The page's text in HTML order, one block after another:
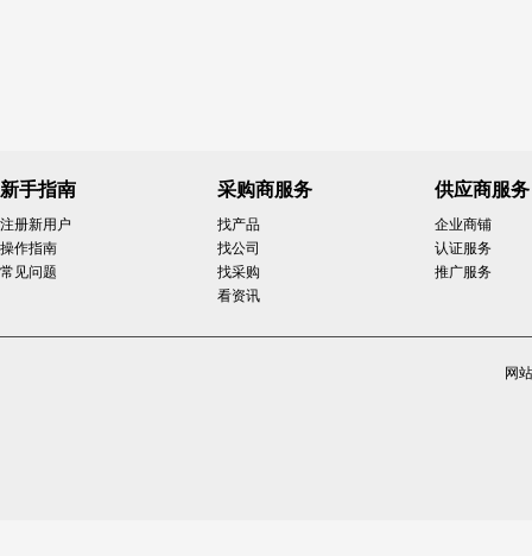
新手指南
注册新用户
操作指南
常见问题
采购商服务
找产品
找公司
找采购
看资讯
供应商服务
企业商铺
认证服务
推广服务
网